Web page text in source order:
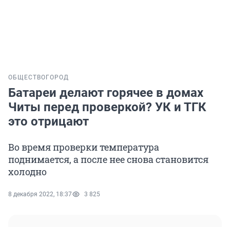
ОБЩЕСТВО ГОРОД
Батареи делают горячее в домах
Читы перед проверкой? УК и ТГК
это отрицают
Во время проверки температура
поднимается, а после нее снова становится
холодно
8 декабря 2022, 18:37 3 825